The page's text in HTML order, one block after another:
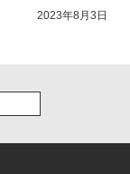
2023年8月3日